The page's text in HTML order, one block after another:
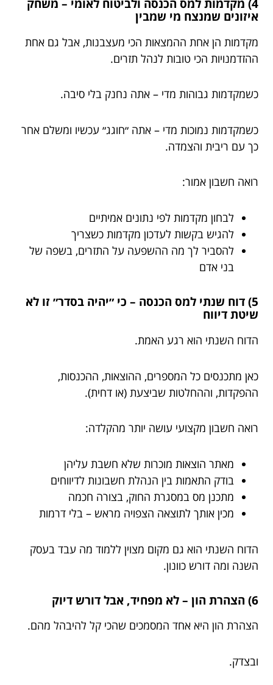
4) מקדמות למס הכנסה ולביטוח לאומי – משחק
איזונים שמנצח מי שמבין
מקדמות הן אחת ההמצאות הכי מעצבנות, אבל גם אחת
ההזדמנויות הכי טובות לנהל תזרים.
כשמקדמות גבוהות מדי – אתה נחנק בלי סיבה.
כשמקדמות נמוכות מדי – אתה ״חוגג״ עכשיו ומשלם אחר
כך עם ריבית והצמדה.
רואה חשבון אמור:
לבחון מקדמות לפי נתונים אמיתיים
להגיש בקשות לעדכון מקדמות כשצריך
להסביר לך מה ההשפעה על התזרים, בשפה של
בני אדם
5) דוח שנתי למס הכנסה – כי ״יהיה בסדר״ זו לא
שיטת דיווח
הדוח השנתי הוא רגע האמת.
כאן מתכנסים כל המספרים, ההוצאות, ההכנסות,
ההפקדות, וההחלטות שביצעת (או דחית).
רואה חשבון מקצועי עושה יותר מהקלדה:
מאתר הוצאות מוכרות שלא חשבת עליהן
בודק התאמות בין הנהלת חשבונות לדיווחים
מתכנן מס במסגרת החוק, בצורה חכמה
מכין אותך לתוצאה הצפויה מראש – בלי דרמות
הדוח השנתי הוא גם מקום מצוין ללמוד מה עבד בעסק
השנה ומה דורש כוונון.
6) הצהרת הון – לא מפחיד, אבל דורש דיוק
הצהרת הון היא אחד המסמכים שהכי קל להיבהל מהם.
ובצדק.